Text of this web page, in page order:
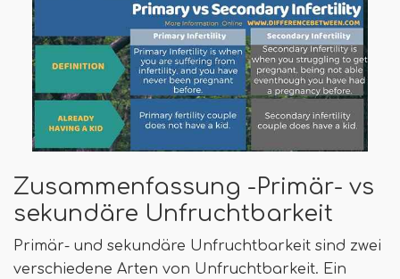
Zusammenfassung -Primär- vs
sekundäre Unfruchtbarkeit
Primär- und sekundäre Unfruchtbarkeit sind zwei
verschiedene Arten von Unfruchtbarkeit. Ein